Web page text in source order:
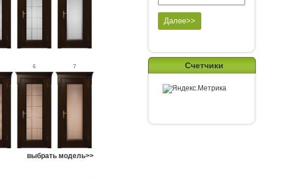
Счетчики
6 7
выбрать модель>>